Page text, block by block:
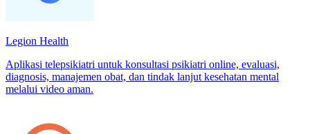
Legion Health
Aplikasi telepsikiatri untuk konsultasi psikiatri online, evaluasi,
diagnosis, manajemen obat, dan tindak lanjut kesehatan mental
melalui video aman.